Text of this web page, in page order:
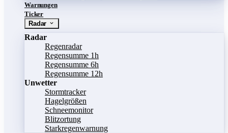
Warnungen
Ticker
Radar
Radar
Regenradar
Regensumme 1h
Regensumme 6h
Regensumme 12h
Unwetter
Stormtracker
Hagelgrößen
Schneemonitor
Blitzortung
Starkregenwarnung